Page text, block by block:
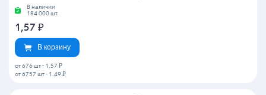
В наличии
184 000 шт.
1,57 ₽
В корзину
от 676 шт - 1.57 ₽
от 6757 шт - 1.49 ₽